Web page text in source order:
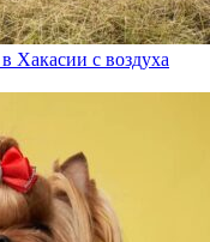
Хакасии с воздуха